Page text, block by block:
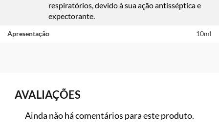
respiratórios, devido à sua ação antisséptica e
expectorante.
Apresentação 10ml
AVALIAÇÕES
Ainda não há comentários para este produto.